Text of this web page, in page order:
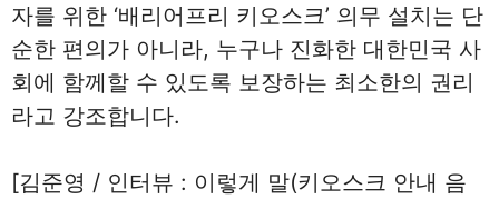
자를 위한 ‘배리어프리 키오스크’ 의무 설치는 단
순한 편의가 아니라, 누구나 진화한 대한민국 사
회에 함께할 수 있도록 보장하는 최소한의 권리
라고 강조합니다.
[김준영 / 인터뷰 : 이렇게 말(키오스크 안내 음